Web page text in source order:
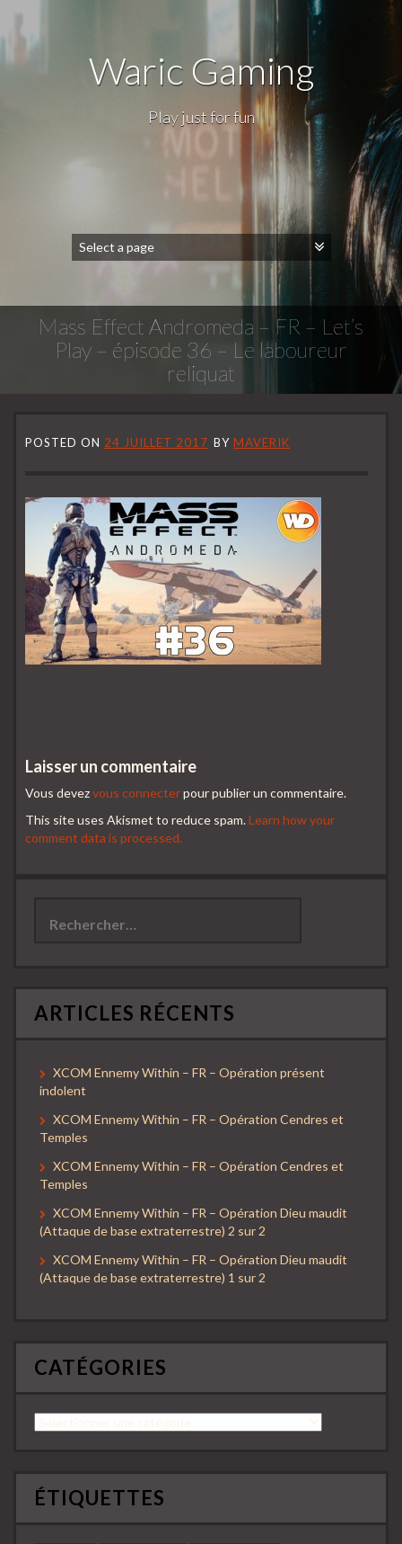
Waric Gaming
Play just for fun
Mass Effect Andromeda – FR – Let’s
Play – épisode 36 – Le laboureur
reliquat
POSTED ON 24 JUILLET 2017 BY MAVERIK
Laisser un commentaire
Vous devezvous connecterpour publier un commentaire.
This site uses Akismet to reduce spam.Learn how your
comment data is processed.
ARTICLES RÉCENTS
XCOM Ennemy Within – FR – Opération présent
indolent
XCOM Ennemy Within – FR – Opération Cendres et
Temples
XCOM Ennemy Within – FR – Opération Cendres et
Temples
XCOM Ennemy Within – FR – Opération Dieu maudit
(Attaque de base extraterrestre) 2 sur 2
XCOM Ennemy Within – FR – Opération Dieu maudit
(Attaque de base extraterrestre) 1 sur 2
CATÉGORIES
Catégories
ÉTIQUETTES